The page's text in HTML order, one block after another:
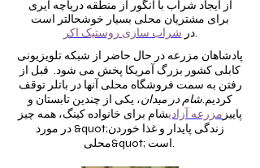
از ایجاد شراب با انگور از منطقه دریاچه ایری
برای مشتریان محلی بسیار خوشحالتر است
در شراب سازی روستیک اکر
.
پادشاهان مزرعه در حال حاضر از شبکه تلویزیونی
کابلی کشور بزرگ آمریکا پخش می شود. قبل از
رفتن به سمت فروشگاه محلی آنها در باتلر توقف
کردیم.شام در میدان، یکی از چندین تابستان و
پاییز مزرعه آزادیشام برای خانواده کینگ، همه چیز
در مورد &quot;زندگی پایدار و غذا خوردن
محلی&quot; است.